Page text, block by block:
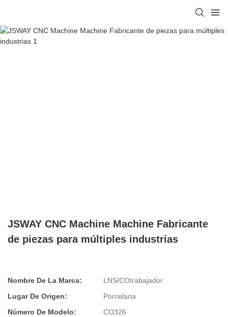
JSWAY CNC Machine Machine Fabricante
de piezas para múltiples industrias
Nombre De La Marca:
LNS/COtrabajador
Lugar De Origen:
Porcelana
Número De Modelo:
CO326